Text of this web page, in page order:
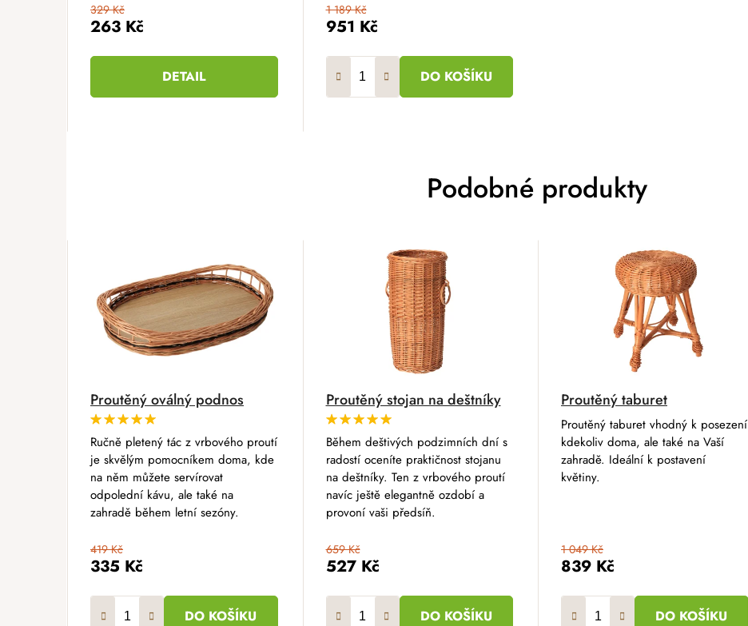
263 Kč
329 Kč
DETAIL
951 Kč
1 189 Kč
DO KOŠÍKU
Podobné produkty
Proutěný oválný podnos
335 Kč
419 Kč
DO KOŠÍKU
Ručně pletený tác z vrbového proutí
je skvělým pomocníkem doma, kde
na něm můžete servírovat
odpolední kávu, ale také na
zahradě během letní sezóny.
Proutěný stojan na deštníky
527 Kč
659 Kč
DO KOŠÍKU
Během deštivých podzimních dní s
radostí oceníte praktičnost stojanu
na deštníky. Ten z vrbového proutí
navíc ještě elegantně ozdobí a
provoní vaši předsíň.
Proutěný taburet
839 Kč
1 049 Kč
DO KOŠÍKU
Proutěný taburet vhodný k posezení
kdekoliv doma, ale také na Vaší
zahradě. Ideální k postavení
květiny.